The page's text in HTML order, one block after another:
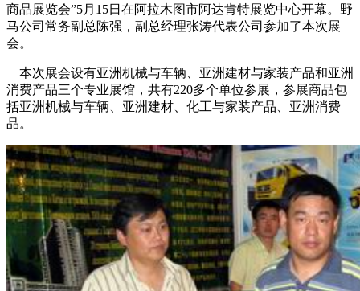
商品展览会”5月15日在阿拉木图市阿达肯特展览中心开幕。野
马公司常务副总陈强，副总经理张涛代表公司参加了本次展
会。
本次展会设有亚洲机械与车辆、亚洲建材与家装产品和亚洲
消费产品三个专业展馆，共有220多个单位参展，参展商品包
括亚洲机械与车辆、亚洲建材、化工与家装产品、亚洲消费
品。